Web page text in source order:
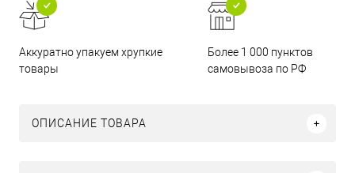
Аккуратно упакуем хрупкие
товары
Более 1 000 пунктов
самовывоза по РФ
ОПИСАНИЕ ТОВАРА